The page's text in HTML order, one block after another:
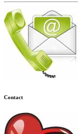
Contact